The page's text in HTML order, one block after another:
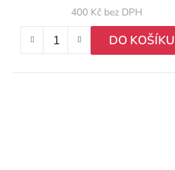
t
400 Kč bez DPH
DO KOŠÍKU